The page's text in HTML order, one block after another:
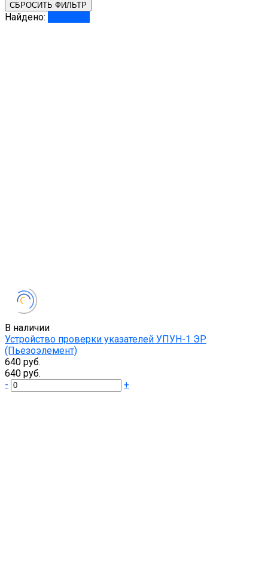
СБРОСИТЬ ФИЛЬТР
Найдено:
В наличии
Устройство проверки указателей УПУН-1 ЭР
(Пьезоэлемент)
640 руб.
640 руб.
-
+